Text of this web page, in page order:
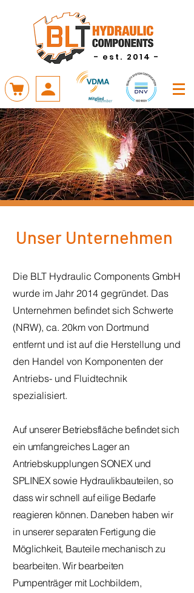
- est. 2014 -
Unser Unternehmen
Die BLT Hydraulic Components GmbH
wurde im Jahr 2014 gegründet. Das
Unternehmen befindet sich Schwerte
(NRW), ca. 20km von Dortmund
entfernt und ist auf die Herstellung und
den Handel von Komponenten der
Antriebs- und Fluidtechnik
spezialisiert.
Auf unserer Betriebsfläche befindet sich
ein umfangreiches Lager an
Antriebskupplungen SONEX und
SPLINEX sowie Hydraulikbauteilen, so
dass wir schnell auf eilige Bedarfe
reagieren können. Daneben haben wir
in unserer separaten Fertigung die
Möglichkeit, Bauteile mechanisch zu
bearbeiten. Wir bearbeiten
Pumpenträger mit Lochbildern,